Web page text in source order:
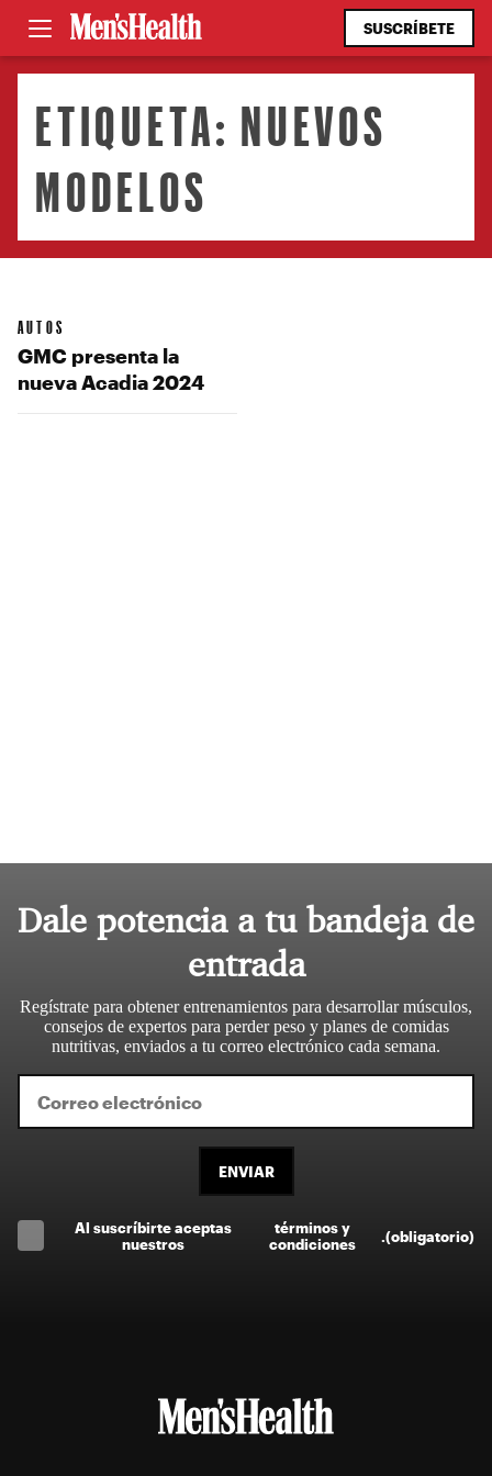
SUSCRÍBETE
ETIQUETA: NUEVOS
MODELOS
AUTOS
GMC presenta la
nueva Acadia 2024
Dale potencia a tu bandeja de
entrada
Regístrate para obtener entrenamientos para desarrollar músculos,
consejos de expertos para perder peso y planes de comidas
nutritivas, enviados a tu correo electrónico cada semana.
ENVIAR
Al suscríbirte aceptas
nuestros
términos y
condiciones
(obligatorio)